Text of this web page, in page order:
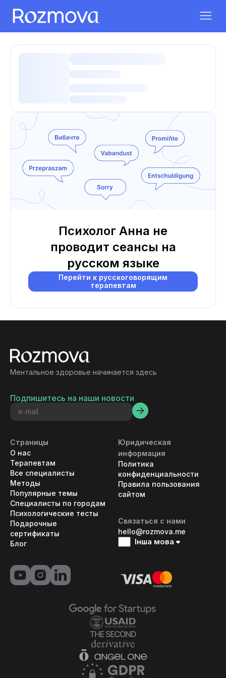
Психолог Анна не
проводит сеансы на
русском языке
Перейти к русскоговорящим
терапевтам
Ментальное здоровье начинается здесь
Подпишитесь на наши новости
Страницы
О нас
Терапевтам
Все специалисты
Методы
Популярные темы
Специалисты по городам
Психологические тесты
Подарочные
сертификаты
Блог
Юридическая
информация
Политика
конфиденциальности
Правила пользования
сайтом
Связаться с нами
hello@rozmova.me
Інша мова